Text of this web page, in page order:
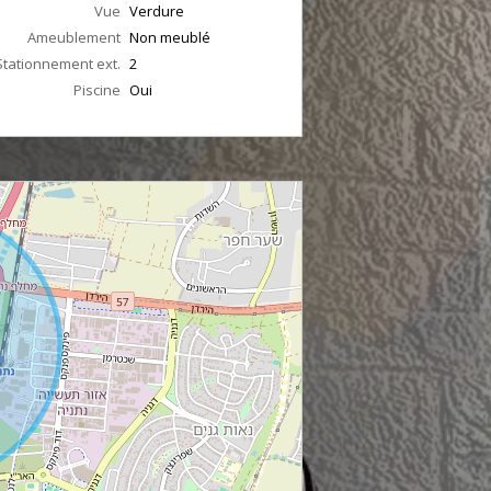
Vue Verdure
Ameublement Non meublé
ext. 2
Piscine Oui